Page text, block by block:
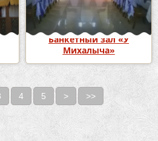
Банкетный зал «У
Михалыча»
4 5 > >>